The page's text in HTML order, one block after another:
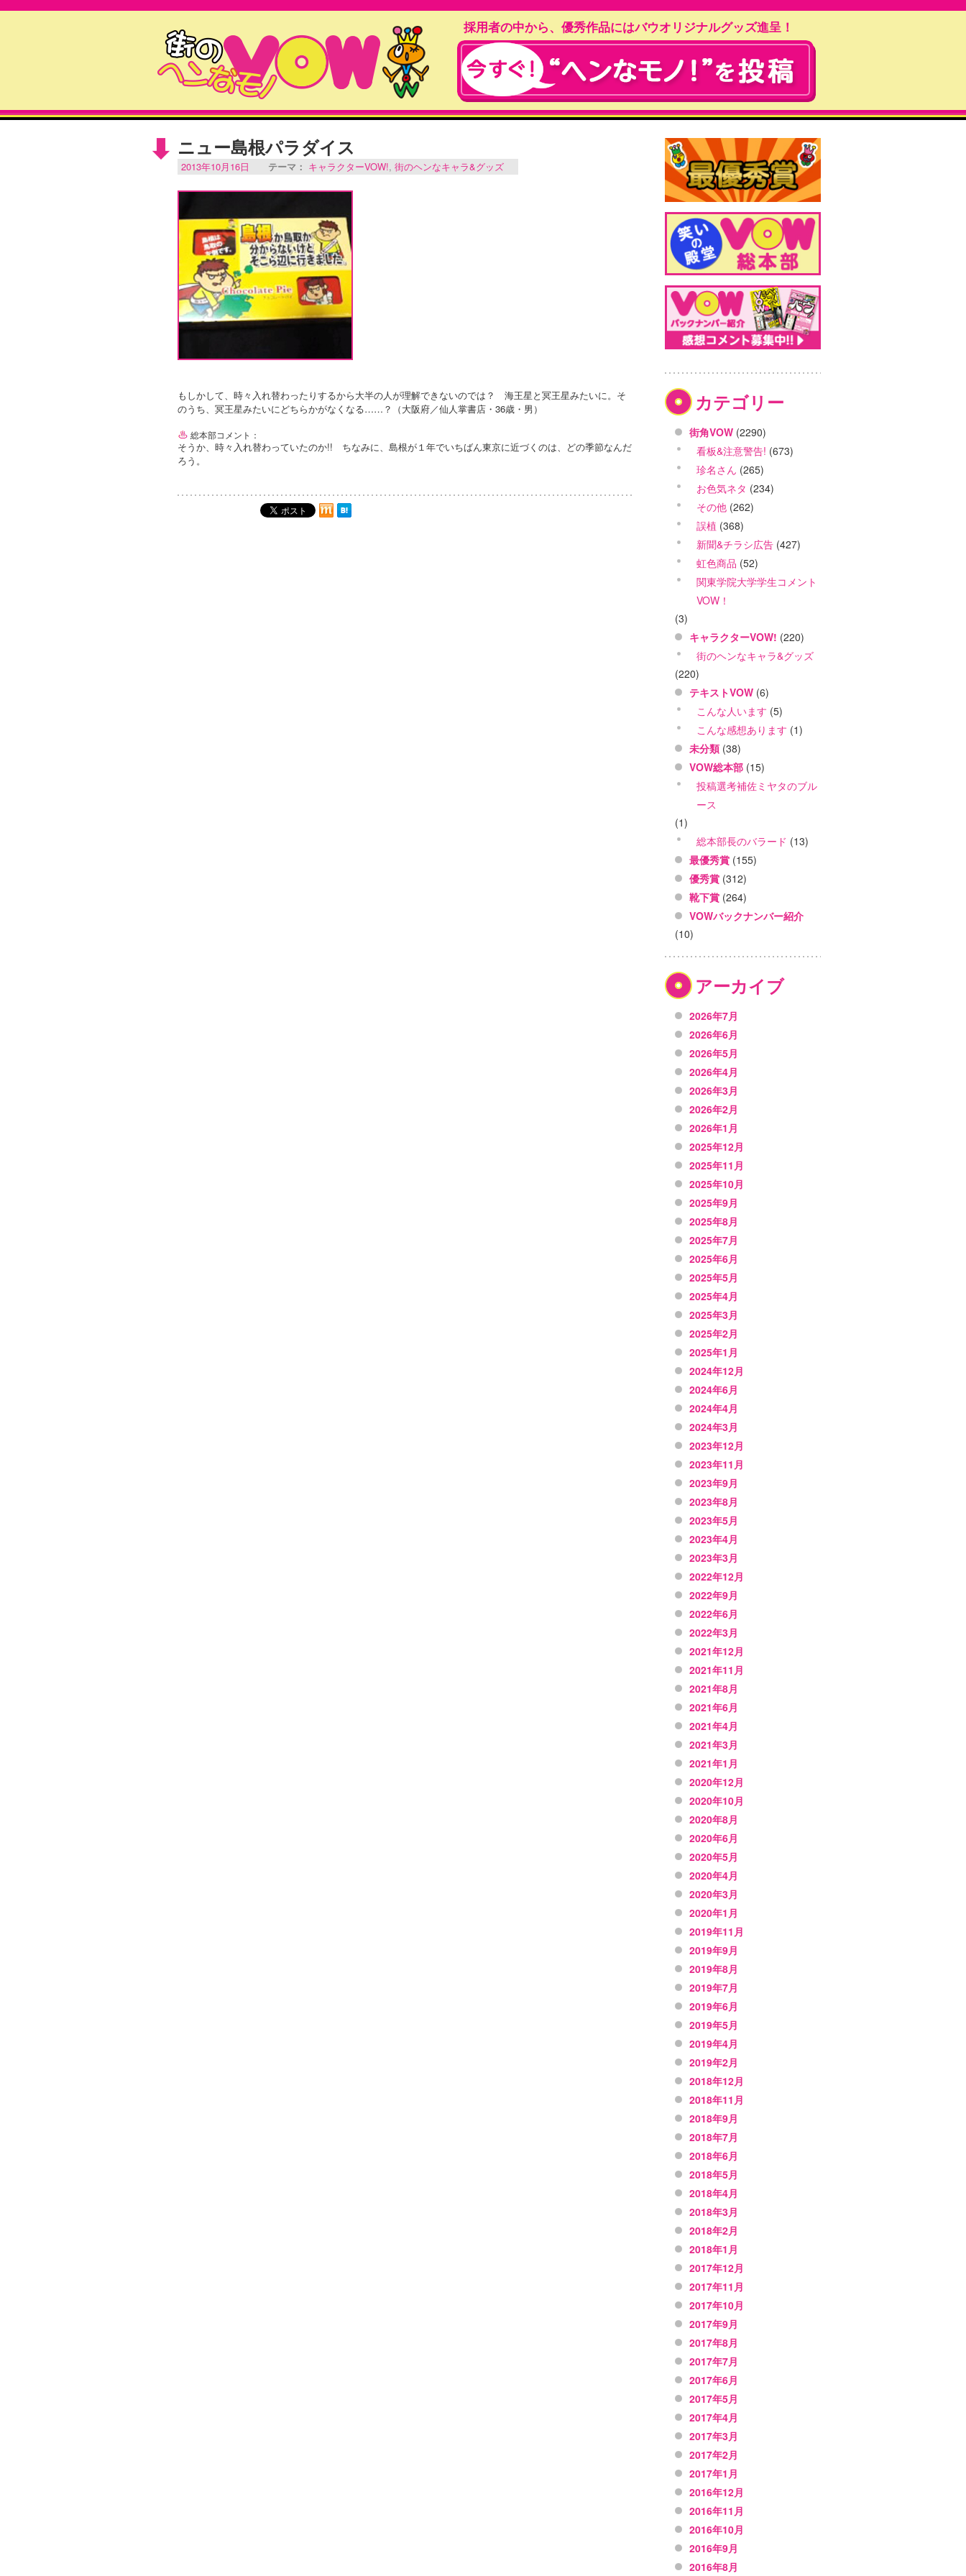
採用者の中から、優秀作品にはバウオリジナルグッズ進呈！
ニュー島根パラダイス
2013年10月16日 テーマ： キャラクターVOW!, 街のヘンなキャラ&グッズ
もしかして、時々入れ替わったりするから大半の人が理解できないのでは？ 海王星と冥王星みたいに。そ
のうち、冥王星みたいにどちらかがなくなる……？（大阪府／仙人掌書店・36歳・男）
総本部コメント：
そうか、時々入れ替わっていたのか!! ちなみに、島根が１年でいちばん東京に近づくのは、どの季節なんだ
ろう。
カテゴリー
街角VOW (2290)
看板&注意警告! (673)
珍名さん (265)
お色気ネタ (234)
その他 (262)
誤植 (368)
新聞&チラシ広告 (427)
虹色商品 (52)
関東学院大学学生コメント
VOW！
(3)
キャラクターVOW! (220)
街のヘンなキャラ&グッズ
(220)
テキストVOW (6)
こんな人います (5)
こんな感想あります (1)
未分類 (38)
VOW総本部 (15)
投稿選考補佐ミヤタのブル
ース
(1)
総本部長のバラード (13)
最優秀賞 (155)
優秀賞 (312)
靴下賞 (264)
VOWバックナンバー紹介
(10)
アーカイブ
2026年7月
2026年6月
2026年5月
2026年4月
2026年3月
2026年2月
2026年1月
2025年12月
2025年11月
2025年10月
2025年9月
2025年8月
2025年7月
2025年6月
2025年5月
2025年4月
2025年3月
2025年2月
2025年1月
2024年12月
2024年6月
2024年4月
2024年3月
2023年12月
2023年11月
2023年9月
2023年8月
2023年5月
2023年4月
2023年3月
2022年12月
2022年9月
2022年6月
2022年3月
2021年12月
2021年11月
2021年8月
2021年6月
2021年4月
2021年3月
2021年1月
2020年12月
2020年10月
2020年8月
2020年6月
2020年5月
2020年4月
2020年3月
2020年1月
2019年11月
2019年9月
2019年8月
2019年7月
2019年6月
2019年5月
2019年4月
2019年2月
2018年12月
2018年11月
2018年9月
2018年7月
2018年6月
2018年5月
2018年4月
2018年3月
2018年2月
2018年1月
2017年12月
2017年11月
2017年10月
2017年9月
2017年8月
2017年7月
2017年6月
2017年5月
2017年4月
2017年3月
2017年2月
2017年1月
2016年12月
2016年11月
2016年10月
2016年9月
2016年8月